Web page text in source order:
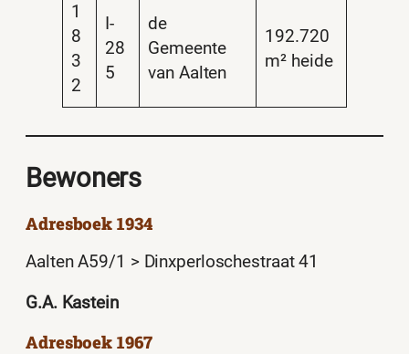
1
8
3
2
I-
28
5
de
Gemeente
van Aalten
192.720
m² heide
Bewoners
Adresboek 1934
Aalten A59/1 > Dinxperloschestraat 41
G.A. Kastein
Adresboek 1967